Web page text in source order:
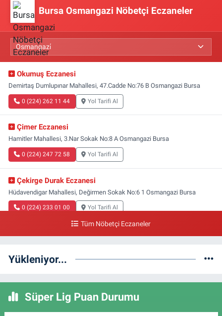
Bursa Osmangazi Nöbetçi Eczaneler
Okumuş Eczanesi
Demirtaş Dumlupınar Mahallesi, 47.Cadde No:76 B Osmangazi Bursa
0 (224) 262 11 44 Yol Tarifi Al
Çimer Eczanesi
Hamitler Mahallesi, 3.Nar Sokak No:8 A Osmangazi Bursa
0 (224) 247 72 58 Yol Tarifi Al
Çekirge Durak Eczanesi
Hüdavendigar Mahallesi, Değirmen Sokak No:6 1 Osmangazi Bursa
0 (224) 233 01 00 Yol Tarifi Al
0 (224) 232 04 02 Yol Tarifi Al
Başaran Mahallesi, Başaran Sokak No:4 Osmangazi Bursa
0 (224) 272 11 77 Yol Tarifi Al
Tüm Nöbetçi Eczaneler
Yükleniyor...
Süper Lig Puan Durumu